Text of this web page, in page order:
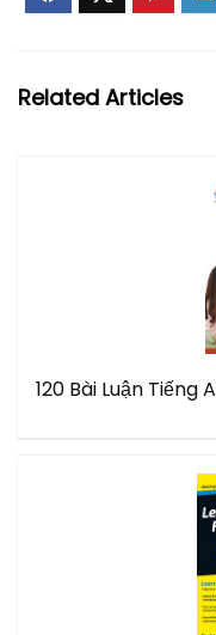
Related Articles
120 Bài Luận Tiếng